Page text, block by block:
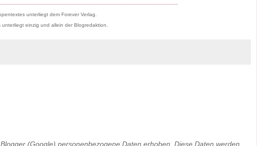
unterliegt dem Forever Verlag.
einzig und allein der Blogredaktion.
(Google) personenbezogene Daten erhoben. Diese Daten werden